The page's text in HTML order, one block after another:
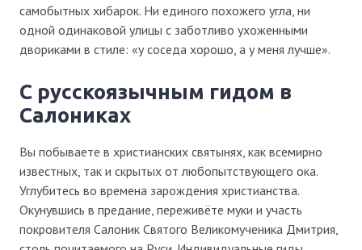
самобытных хибарок. Ни единого похожего угла, ни
одной одинаковой улицы с заботливо ухоженными
двориками в стиле: «у соседа хорошо, а у меня лучше».
с русскоязычным гидом в
Салониках
Вы побываете в христианских святынях, как всемирно
известных, так и скрытых от любопытствующего ока.
Углубитесь во времена зарождения христианства.
Окунувшись в предание, переживёте муки и участь
покровителя Салоник Святого Великомученика Дмитрия,